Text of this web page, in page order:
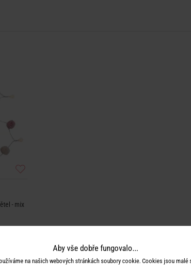
- mix
Aby vše dobře fungovalo...
na našich webových stránkách soubory cookie. Cookies jsou